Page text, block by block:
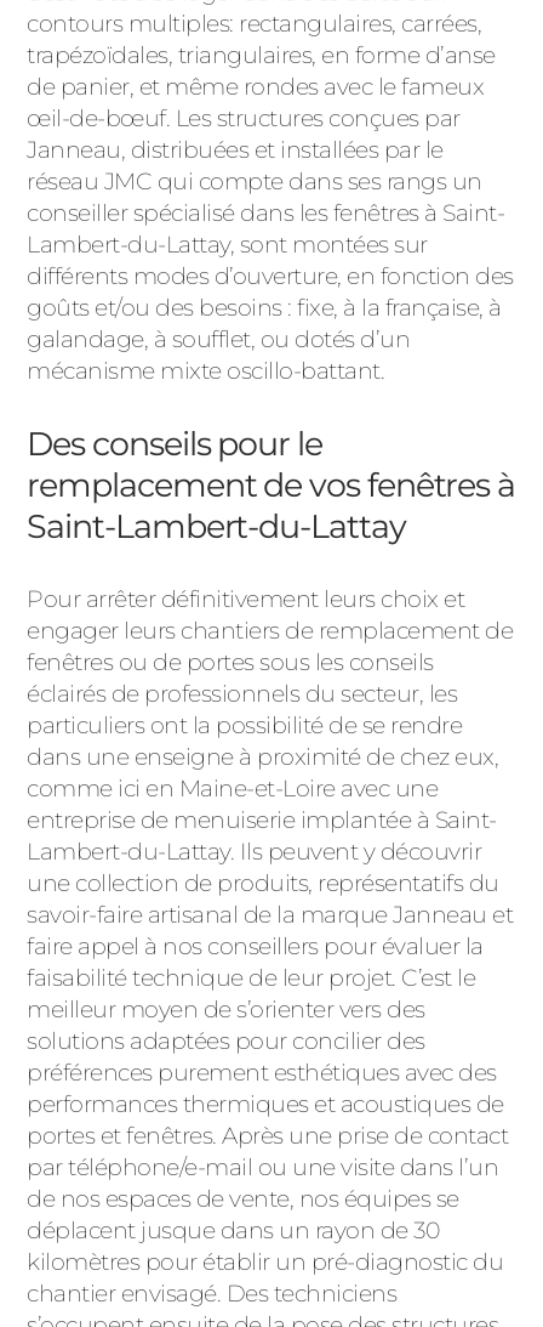
contours multiples: rectangulaires, carrées,
trapézoïdales, triangulaires, en forme d’anse
de panier, et même rondes avec le fameux
œil-de-bœuf. Les structures conçues par
Janneau, distribuées et installées par le
réseau JMC qui compte dans ses rangs un
conseiller spécialisé dans les fenêtres à Saint-
Lambert-du-Lattay, sont montées sur
différents modes d’ouverture, en fonction des
goûts et/ou des besoins : fixe, à la française, à
galandage, à soufflet, ou dotés d’un
mécanisme mixte oscillo-battant.
Des conseils pour le
remplacement de vos fenêtres à
Saint-Lambert-du-Lattay
Pour arrêter définitivement leurs choix et
engager leurs chantiers de remplacement de
fenêtres ou de portes sous les conseils
éclairés de professionnels du secteur, les
particuliers ont la possibilité de se rendre
dans une enseigne à proximité de chez eux,
comme ici en Maine-et-Loire avec une
entreprise de menuiserie implantée à Saint-
Lambert-du-Lattay. Ils peuvent y découvrir
une collection de produits, représentatifs du
savoir-faire artisanal de la marque Janneau et
faire appel à nos conseillers pour évaluer la
faisabilité technique de leur projet. C’est le
meilleur moyen de s’orienter vers des
solutions adaptées pour concilier des
préférences purement esthétiques avec des
performances thermiques et acoustiques de
portes et fenêtres. Après une prise de contact
par téléphone/e-mail ou une visite dans l’un
de nos espaces de vente, nos équipes se
déplacent jusque dans un rayon de 30
kilomètres pour établir un pré-diagnostic du
chantier envisagé. Des techniciens